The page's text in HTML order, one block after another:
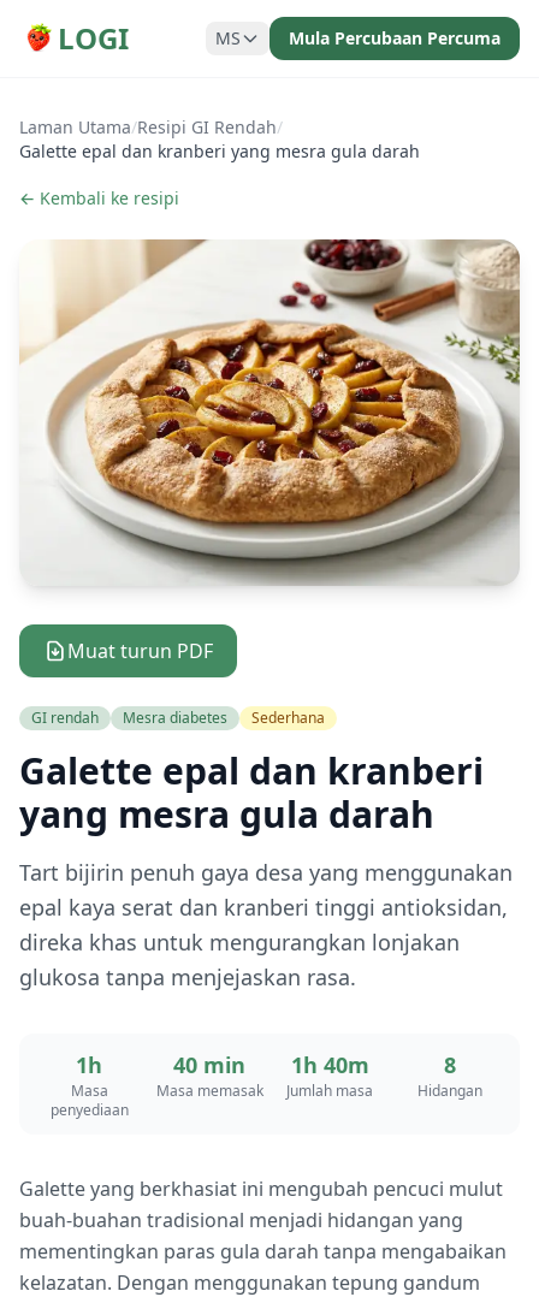
LOGI MS Mula Percubaan Percuma
Laman Utama/Resipi GI Rendah/
Galette epal dan kranberi yang mesra gula darah
← Kembali ke resipi
Muat turun PDF
GI rendah Mesra diabetes Sederhana
Galette epal dan kranberi
yang mesra gula darah
Tart bijirin penuh gaya desa yang menggunakan
epal kaya serat dan kranberi tinggi antioksidan,
direka khas untuk mengurangkan lonjakan
glukosa tanpa menjejaskan rasa.
1h
Masa
penyediaan
40 min
Masa memasak
1h 40m
Jumlah masa
8
Hidangan
Galette yang berkhasiat ini mengubah pencuci mulut
buah-buahan tradisional menjadi hidangan yang
mementingkan paras gula darah tanpa mengabaikan
kelazatan. Dengan menggunakan tepung gandum